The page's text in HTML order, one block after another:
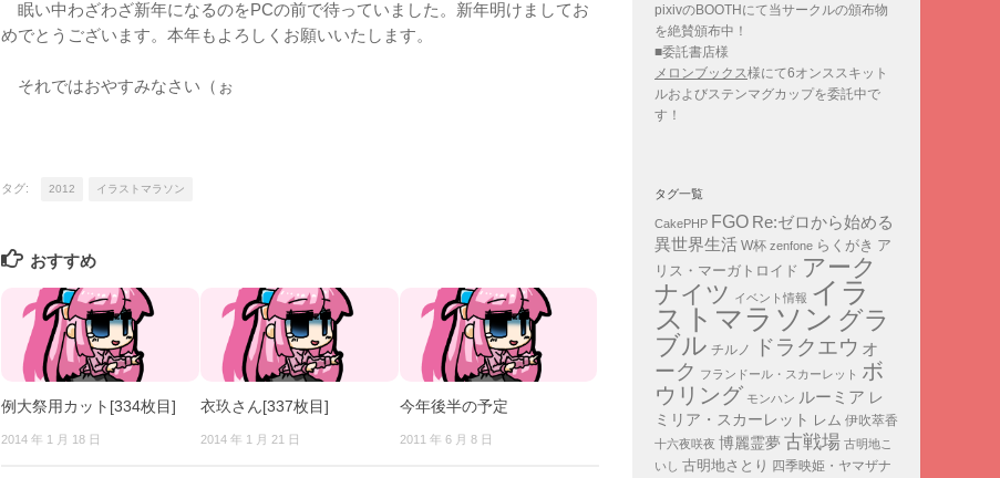
眠い中わざわざ新年になるのをPCの前で待っていました。新年明けましてお
めでとうございます。本年もよろしくお願いいたします。
それではおやすみなさい（ぉ
タグ: 2012 イラストマラソン
おすすめ
例大祭用カット[334枚目]
2014 年 1 月 18 日
衣玖さん[337枚目]
2014 年 1 月 21 日
今年後半の予定
2011 年 6 月 8 日
pixivのBOOTHにて当サークルの頒布物
を絶賛頒布中！
■委託書店様
メロンブックス様にて6オンススキット
ルおよびステンマグカップを委託中で
す！
タグ一覧
CakePHP FGO Re:ゼロから始める
異世界生活 W杯 zenfone らくがき ア
リス・マーガトロイド アーク
ナイツ イベント情報 イラ
ストマラソン グラ
ブル チルノ
ドラクエウォ
ーク フランドール・スカーレット ボ
ウリング モンハン ルーミア レ
ミリア・スカーレット
レム 伊吹萃香
十六夜咲夜 博麗霊夢 古戦場 古明地こ
いし 古明地さとり 四季映姫・ヤマザナ